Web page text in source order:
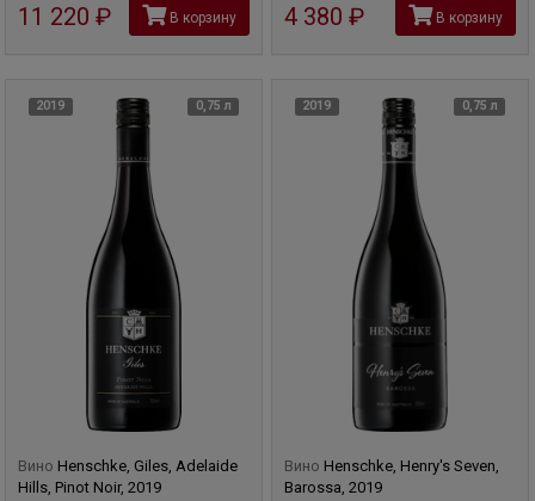
11 220 рубВ корзину 4 380 руб В корзину
2019 0,75 л
Вино Henschke, Giles, Adelaide
Hills, Pinot Noir, 2019
2019 0,75 л
Вино Henschke, Henry's Seven,
Barossa, 2019